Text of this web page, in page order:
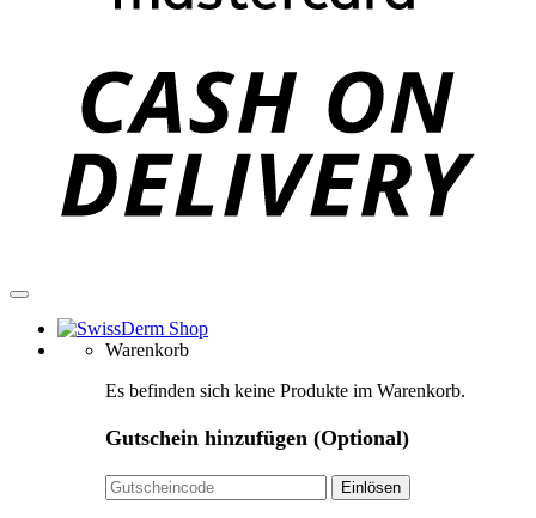
Warenkorb
Es befinden sich keine Produkte im Warenkorb.
Gutschein hinzufügen (Optional)